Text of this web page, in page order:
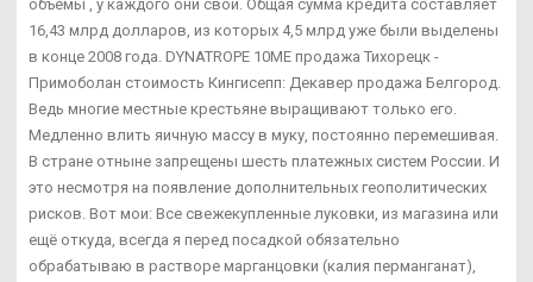
объёмы , у каждого они свои. Общая сумма кредита составляет
16,43 млрд долларов, из которых 4,5 млрд уже были выделены
в конце 2008 года. DYNATROPE 10ME продажа Тихорецк -
Примоболан стоимость Кингисепп: Декавер продажа Белгород.
Ведь многие местные крестьяне выращивают только его.
Медленно влить яичную массу в муку, постоянно перемешивая.
В стране отныне запрещены шесть платежных систем России. И
это несмотря на появление дополнительных геополитических
рисков. Вот мои: Все свежекупленные луковки, из магазина или
ещё откуда, всегда я перед посадкой обязательно
обрабатываю в растворе марганцовки (калия перманганат),